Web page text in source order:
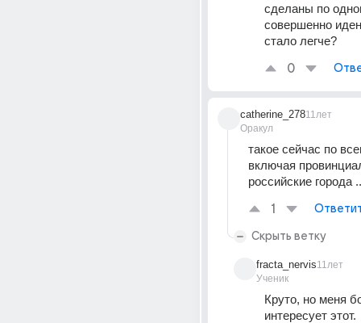
сделаны по
совершенно
стало легче?
0
catherine_278
Оракул
11лет
такое сейчас по
включая
российские города
1
Скрыть ветку
fracta_nervis
Ученик
11лет
Круто, но меня
интересует этот.